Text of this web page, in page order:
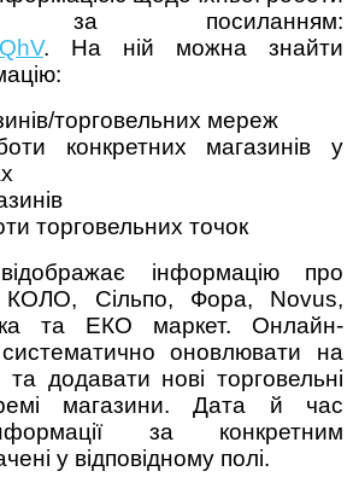
за посиланням:
. На ній можна знайти
торговельних мереж
конкретних магазинів у
торговельних точок
інформацію про
КОЛО, Сільпо, Фора, Novus,
та ЕКО маркет. Онлайн-
оновлювати на
та додавати нові торговельні
магазини. Дата й час
за конкретним
у відповідному полі.